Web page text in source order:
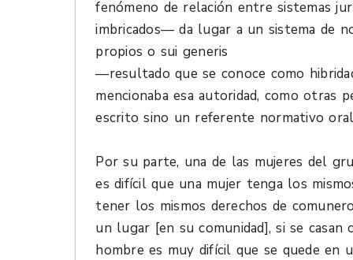
fenómeno de relación entre sistemas
imbricados— da lugar a un sistema de
propios o sui generis
—resultado que se conoce como
mencionaba esa autoridad, como otras
escrito sino un referente normativo
Por su parte, una de las mujeres del
es difícil que una mujer tenga los
tener los mismos derechos de
un lugar [en su comunidad], si se
hombre es muy difícil que se quede en